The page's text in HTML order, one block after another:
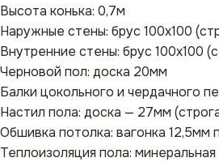
Высота конька: 0,7м
Наружные стены: брус 100х100
Внутренние стены: брус 100х100
Черновой пол: доска 20мм
Балки цокольного и чердачного
Настил пола: доска — 27мм
Обшивка потолка: вагонка 12,5мм
Теплоизоляция пола: